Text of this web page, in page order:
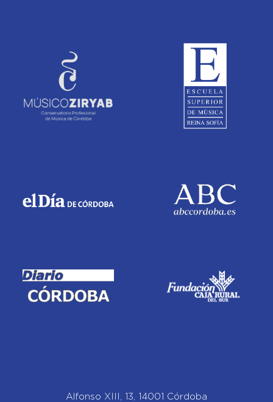
Alfonso XIII, 13, 14001 Córdoba